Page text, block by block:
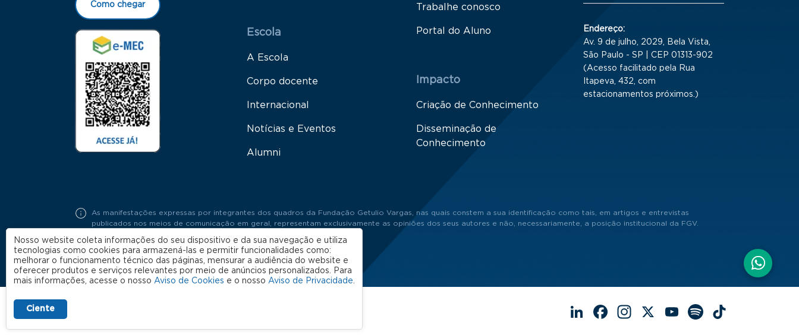
Como chegar
Escola
A Escola
Corpo docente
Internacional
Notícias e Eventos
Alumni
Trabalhe conosco
Portal do Aluno
Impacto
Criação de Conhecimento
Disseminação de
Conhecimento
Endereço:
Av. 9 de julho, 2029, Bela Vista,
São Paulo - SP | CEP 01313-902
(Acesso facilitado pela Rua
Itapeva, 432, com
estacionamentos próximos.)
As manifestações expressas por integrantes dos quadros da Fundação Getulio Vargas, nas quais constem a sua identificação como tais, em artigos e entrevistas
publicados nos meios de comunicação em geral, representam exclusivamente as opiniões dos seus autores e não, necessariamente, a posição institucional da FGV.
LinkedIn
Facebook
Instagram
X YouTube
Spotify
Nosso website coleta informações do seu dispositivo e da sua navegação e utiliza
tecnologias como cookies para armazená-las e permitir funcionalidades como:
melhorar o funcionamento técnico das páginas, mensurar a audiência do website e
oferecer produtos e serviços relevantes por meio de anúncios personalizados. Para
mais informações, acesse o nosso Aviso de Cookies e o nosso Aviso de Privacidade.
Ciente